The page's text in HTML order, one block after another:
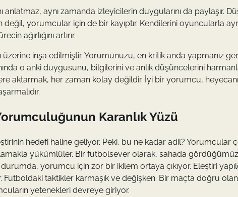
anlatmaz, aynı zamanda izleyicilerin duygularını da paylaşır.
yorumcular için de bir kayıptır. Kendilerini oyuncularla
ağırlığını artırır.
üzerine inşa edilmiştir. Yorumunuzu, en kritik anda yapmanız
o anki duygusunu, bilgilerini ve anlık düşüncelerini
aktarmak, her zaman kolay değildir. İyi bir yorumcu, heyecanı
Karanlık Yüzü
hedefi haline geliyor. Peki, bu ne kadar adil? Yorumcular
yükümlüler. Bir futbolsever olarak, sahada
yorumcu için zor bir ikilem ortaya çıkıyor. Eleştiri
taktikler karmaşık ve değişken. Bir maçta doğru
yetenekleri devreye giriyor.